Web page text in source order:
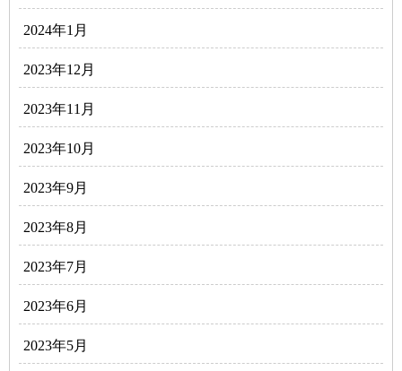
2024年1月
2023年12月
2023年11月
2023年10月
2023年9月
2023年8月
2023年7月
2023年6月
2023年5月